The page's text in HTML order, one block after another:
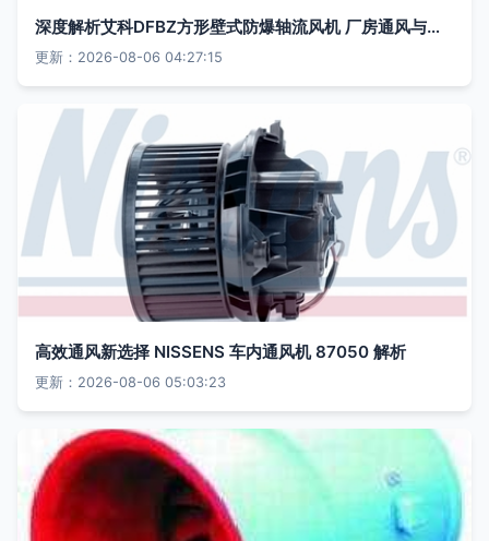
深度解析艾科DFBZ方形壁式防爆轴流风机 厂房通风与排烟散热的得力助手
更新：2026-08-06 04:27:15
高效通风新选择 NISSENS 车内通风机 87050 解析
更新：2026-08-06 05:03:23